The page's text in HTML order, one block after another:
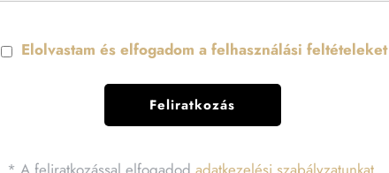
Elolvastam és elfogadom a felhasználási feltételeket